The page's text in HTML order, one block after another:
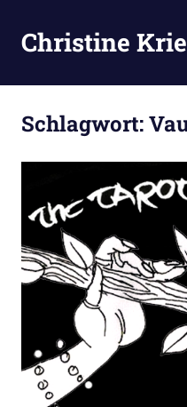
Inhalt
springen
Christine
Schlagwort: